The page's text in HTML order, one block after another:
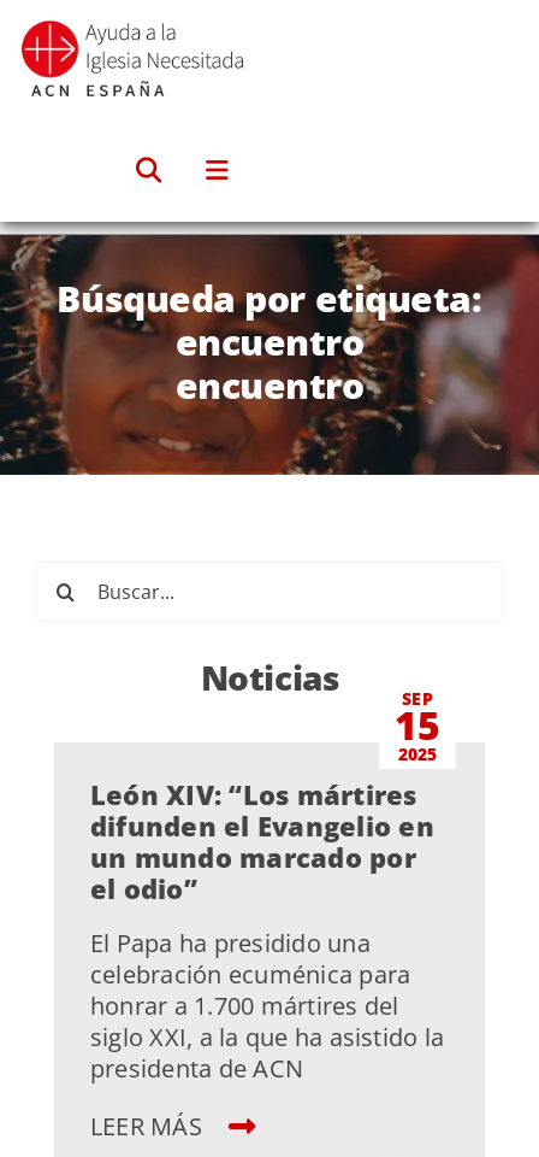
Saltar
contenido
Búsqueda por etiqueta:
encuentro
encuentro
Noticias SEP
15
2025
León XIV: “Los mártires
difunden el Evangelio en
un mundo marcado por
el odio”
El Papa ha presidido una
celebración ecuménica para
honrar a 1.700 mártires del
siglo XXI, a la que ha asistido la
presidenta de ACN
LEER MÁS